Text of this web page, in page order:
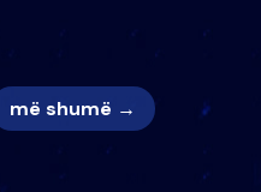
më shumë →